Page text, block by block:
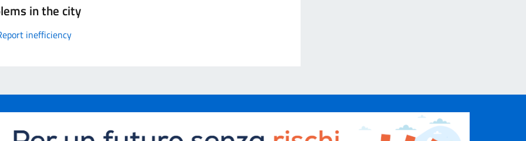
in the city
inefficiency